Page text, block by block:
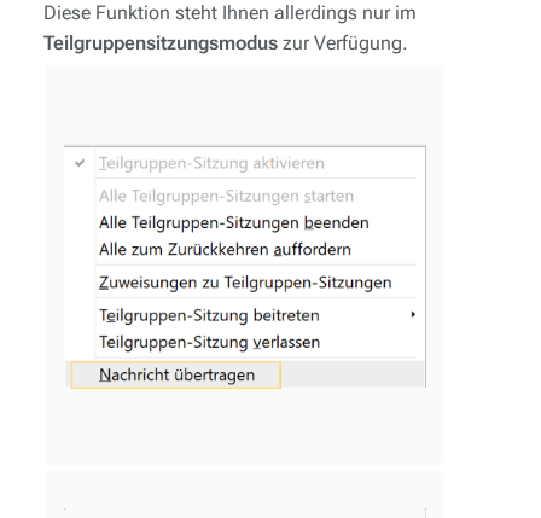
Diese Funktion steht Ihnen allerdings nur im
Teilgruppensitzungsmodus zur Verfügung.